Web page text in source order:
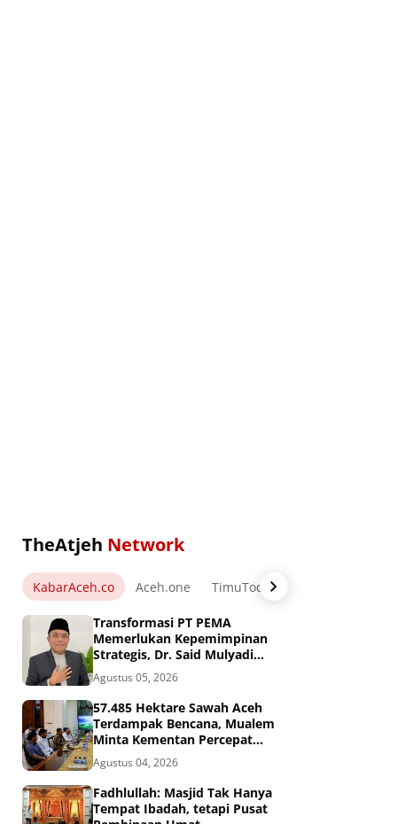
TheAtjeh Network
KabarAceh.co Aceh.one TimuToday.com
Transformasi PT PEMA
Memerlukan Kepemimpinan
Strategis, Dr. Said Mulyadi
Dinilai Memenuhi Kriteria
Agustus 05, 2026
57.485 Hektare Sawah Aceh
Terdampak Bencana, Mualem
Minta Kementan Percepat
Pemulihan
Agustus 04, 2026
Fadhlullah: Masjid Tak Hanya
Tempat Ibadah, tetapi Pusat